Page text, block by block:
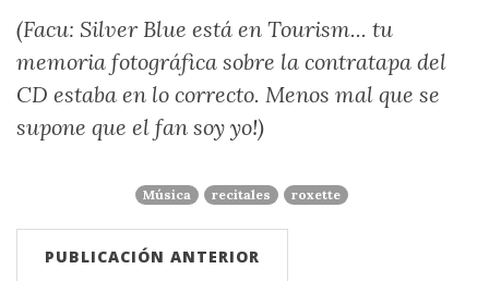
(Facu: Silver Blue está en Tourism... tu
memoria fotográfica sobre la contratapa del
CD estaba en lo correcto. Menos mal que se
supone que el fan soy yo!)
Música recitales roxette
PUBLICACIÓN ANTERIOR